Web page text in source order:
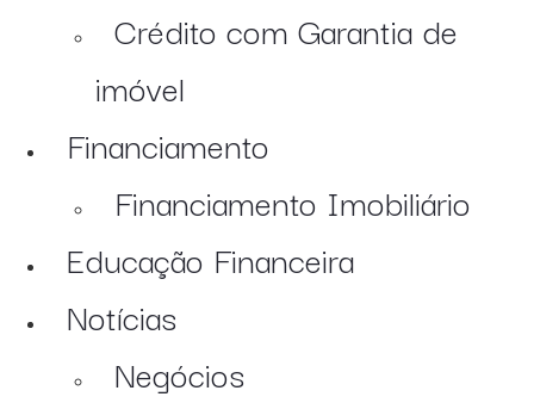
Crédito com Garantia de
imóvel
Financiamento
Financiamento Imobiliário
Educação Financeira
Notícias
Negócios